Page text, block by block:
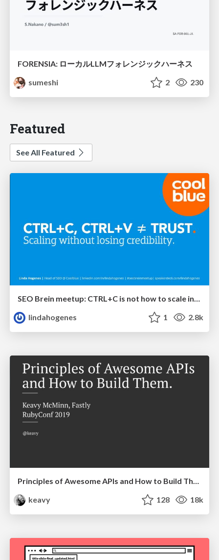
FORENSIA: ローカルLLMフォレンジックハーネス
sumeshi
2 230
Featured
See All Featured
SEO Brein meetup: CTRL+C is not how to scale international SEO
lindahogenes
1 2.8k
Principles of Awesome APIs and How to Build Them.
keavy
128 18k